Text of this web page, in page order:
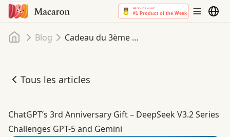
Accueil
Blog Cadeau du 3ème anniversaire de ChatGPT – La série DeepSeek V3.2 défie GPT-5 et Gemini
Tous les articles
Cadeau du 3ème anniversaire de ChatGPT – La série
ChatGPT’s 3rd Anniversary Gift – DeepSeek V3.2 Series
Challenges GPT-5 and Gemini